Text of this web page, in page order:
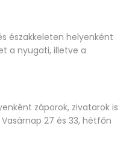
északkeleten helyenként
a nyugati, illetve a
záporok, zivatarok is
27 és 33, hétfőn